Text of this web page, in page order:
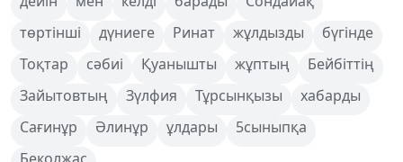
төртінші
дүниеге Ринат жұлдызды
бүгінде
Тоқтар
сәбиі Қуанышты жұптың
Бейбіттің
Зайытовтың
Зүлфия Тұрсынқызы
хабарды
Сағинұр
Әлинұр ұлдары
5сыныпқа